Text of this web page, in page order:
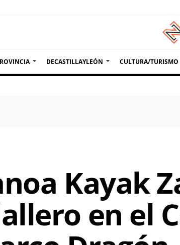
DECASTILLAYLEÓN CULTURA/TURISMO
Kayak
en el